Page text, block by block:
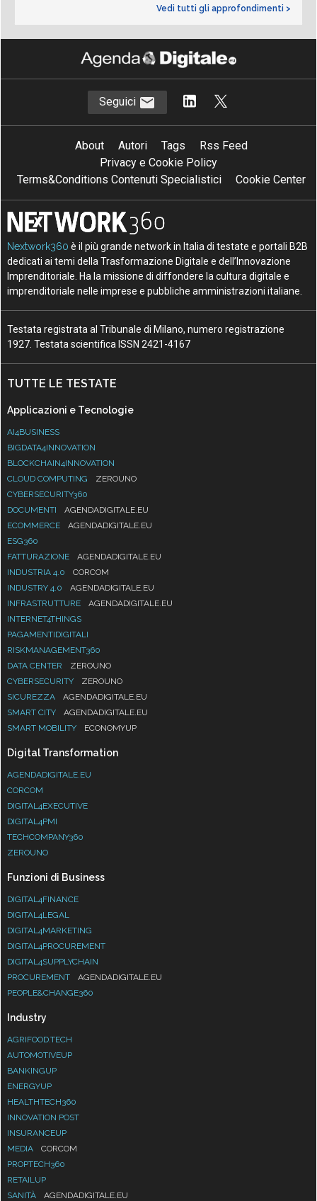
Vedi tutti gli approfondimenti >
Seguici
About Autori Tags
Rss Feed
Privacy e Cookie Policy
Terms&Conditions Contenuti Specialistici
Cookie Center
Nextwork360 è il più grande network in Italia di testate e portali B2B
dedicati ai temi della Trasformazione Digitale e dell’Innovazione
Imprenditoriale. Ha la missione di diffondere la cultura digitale e
imprenditoriale nelle imprese e pubbliche amministrazioni italiane.
Testata registrata al Tribunale di Milano, numero registrazione
1927. Testata scientifica ISSN 2421-4167
TUTTE LE TESTATE
Applicazioni e Tecnologie
AI4BUSINESS
BIGDATA4INNOVATION
BLOCKCHAIN4INNOVATION
CLOUD COMPUTING
ZEROUNO
CYBERSECURITY360
DOCUMENTI
AGENDADIGITALE.EU
ECOMMERCE
AGENDADIGITALE.EU
ESG360
FATTURAZIONE
AGENDADIGITALE.EU
INDUSTRIA 4.0
CORCOM
INDUSTRY 4.0
AGENDADIGITALE.EU
INFRASTRUTTURE
AGENDADIGITALE.EU
INTERNET4THINGS
PAGAMENTIDIGITALI
RISKMANAGEMENT360
DATA CENTER
ZEROUNO
CYBERSECURITY
ZEROUNO
SICUREZZA
AGENDADIGITALE.EU
SMART CITY
AGENDADIGITALE.EU
SMART MOBILITY
ECONOMYUP
Digital Transformation
AGENDADIGITALE.EU
CORCOM
DIGITAL4EXECUTIVE
DIGITAL4PMI
TECHCOMPANY360
ZEROUNO
Funzioni di Business
DIGITAL4FINANCE
DIGITAL4LEGAL
DIGITAL4MARKETING
DIGITAL4PROCUREMENT
DIGITAL4SUPPLYCHAIN
PROCUREMENT
AGENDADIGITALE.EU
PEOPLE&CHANGE360
Industry
AGRIFOOD.TECH
AUTOMOTIVEUP
BANKINGUP
ENERGYUP
HEALTHTECH360
INNOVATION POST
INSURANCEUP
MEDIA
CORCOM
PROPTECH360
RETAILUP
SANITÀ
AGENDADIGITALE.EU